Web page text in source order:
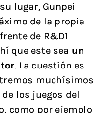
lugar, Gunpei
de la propia
de R&D1
que este sea un
. La cuestión es
muchísimos
los juegos del
como por ejemplo